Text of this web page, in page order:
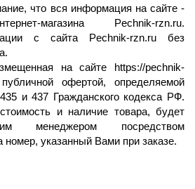
что вся информация на сайте -
магазина Pechnik-rzn.ru.
с сайта Pechnik-rzn.ru без
на сайте https://pechnik-
офертой, определяемой
и 437 Гражданского кодекса РФ.
и наличие товара, будет
менеджером посредством
номер, указанный Вами при заказе.